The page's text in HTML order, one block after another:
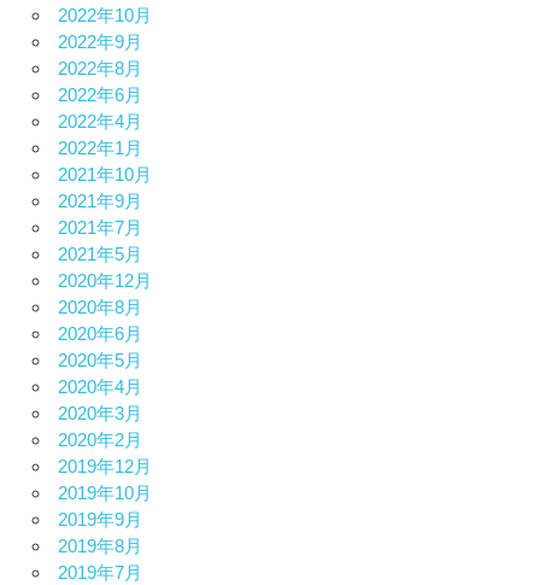
2022年10月
2022年9月
2022年8月
2022年6月
2022年4月
2022年1月
2021年10月
2021年9月
2021年7月
2021年5月
2020年12月
2020年8月
2020年6月
2020年5月
2020年4月
2020年3月
2020年2月
2019年12月
2019年10月
2019年9月
2019年8月
2019年7月